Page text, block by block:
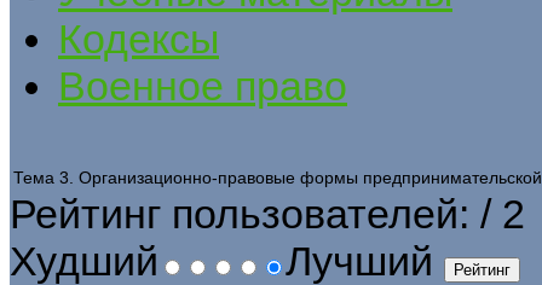
Кодексы
Военное право
Тема 3. Организационно-правовые формы предпринимательской
Рейтинг пользователей: / 2
Худший
Лучший